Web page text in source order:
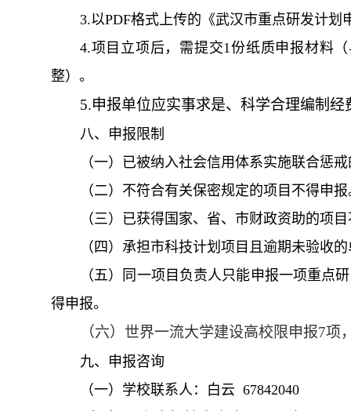
3.以PDF格式上传的《武汉市重点研发计
4.项目立项后，需提交1份纸质申报材料
整）。
5.申报单位应实事求是、科学合理编制经
八、申报限制
（一）已被纳入社会信用体系实施联合惩
（二）不符合有关保密规定的项目不得申报
（三）已获得国家、省、市财政资助的项
（四）承担市科技计划项目且逾期未验收
（五）同一项目负责人只能申报一项重点
得申报。
（六）世界一流大学建设高校限申报7项
九、申报咨询
（一）学校联系人：白云 67842040